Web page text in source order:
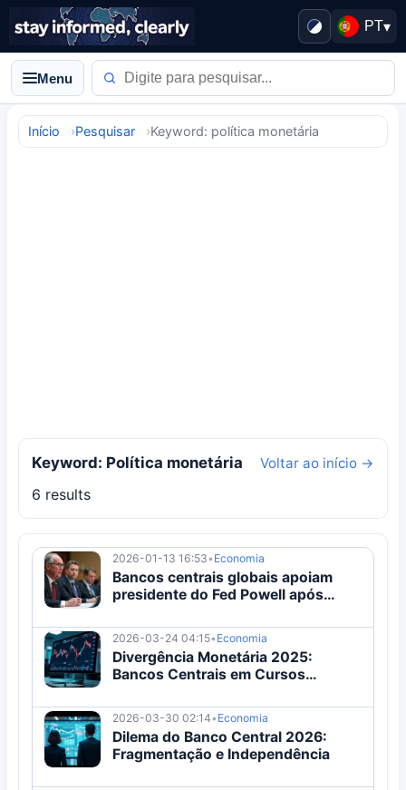
PT▾
Menu
Início Pesquisar Keyword: política monetária
Keyword: Política monetária Voltar ao início →
6 results
2026-01-13 16:53• Economia
Bancos centrais globais apoiam
presidente do Fed Powell após
2026-03-24 04:15• Economia
Divergência Monetária 2025:
Bancos Centrais em Cursos
2026-03-30 02:14• Economia
Dilema do Banco Central 2026:
Fragmentação e Independência